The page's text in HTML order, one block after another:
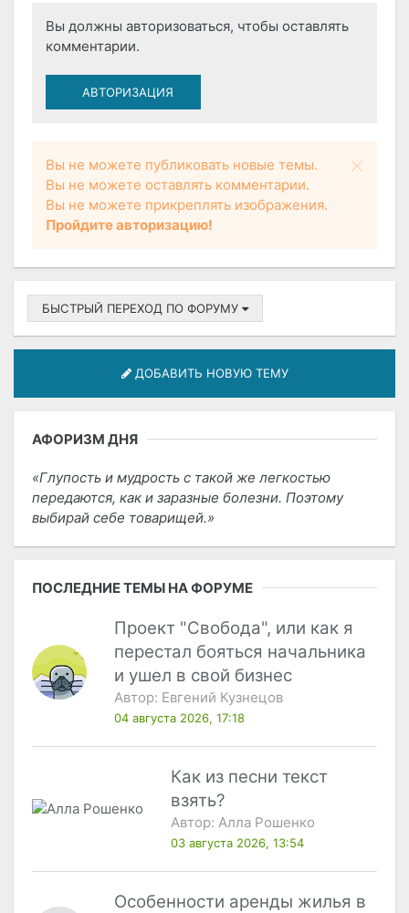
Вы должны авторизоваться, чтобы оставлять
комментарии.
АВТОРИЗАЦИЯ
Вы не можете публиковать новые темы.
Вы не можете оставлять комментарии.
Вы не можете прикреплять изображения.
Пройдите авторизацию!
БЫСТРЫЙ ПЕРЕХОД ПО ФОРУМУ
ДОБАВИТЬ НОВУЮ ТЕМУ
АФОРИЗМ ДНЯ
Глупость и мудрость с такой же легкостью
передаются, как и заразные болезни. Поэтому
выбирай себе товарищей.
ПОСЛЕДНИЕ ТЕМЫ НА ФОРУМЕ
Проект "Свобода", или как я
перестал бояться начальника
и ушел в свой бизнес
Автор: Евгений Кузнецов
04 августа 2026, 17:18
Как из песни текст
взять?
Автор: Алла Рошенко
03 августа 2026, 13:54
Особенности аренды жилья в